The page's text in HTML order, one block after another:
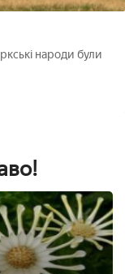
народи були